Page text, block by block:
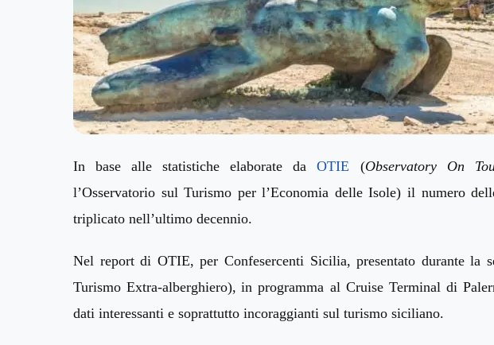
In base alle statistiche elaborate daOTIE (Observatory On
l’Osservatorio sul Turismo per l’Economia delle Isole) il numero
triplicato nell’ultimo decennio.
Nel reportdi OTIE,per Confesercenti Sicilia, presentato durante la
Turismo Extra-alberghiero),in programma alCruise Terminal di
dati interessanti e soprattutto incoraggianti sul turismo siciliano.